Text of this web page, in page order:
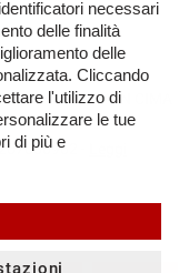
TORNA IN CIMA
-
necessari
delle finalità
delle
Cliccando
l'utilizzo di
le tue
di più e